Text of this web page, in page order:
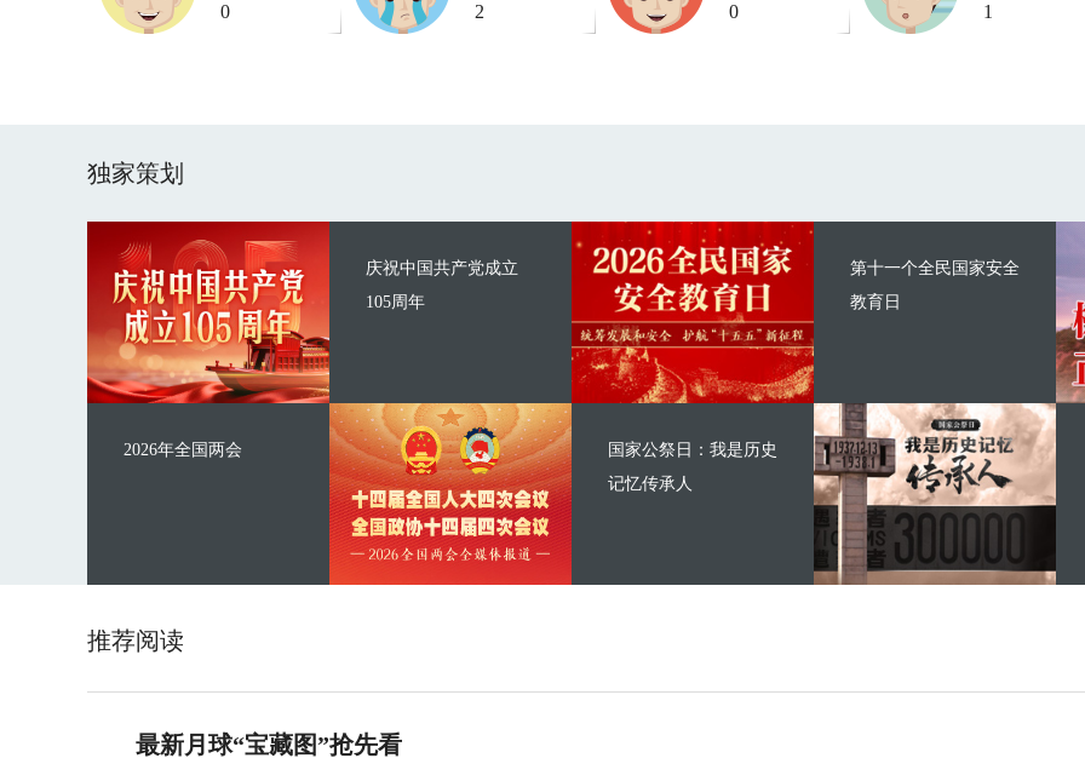
0 2 0 1
独家策划
庆祝中国共产党成立
105周年
2026年全国两会
第十一个全民国家安全
教育日
国家公祭日：我是历史
记忆传承人
推荐阅读
最新月球“宝藏图”抢先看